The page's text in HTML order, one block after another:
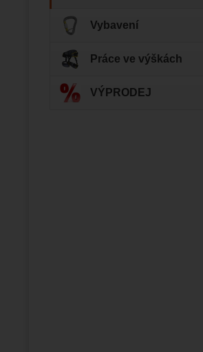
Vybavení
Práce ve výškách
VÝPRODEJ